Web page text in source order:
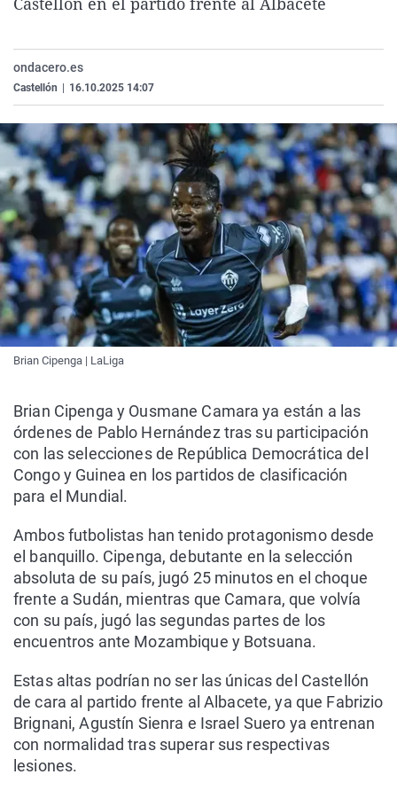
La rosa de los vientos
Gente viajera
Caso
Retornados
Operación Viuda
Extremadura
Galicia
Navarra
País Vasco
Virales
Televisión
ondacero.es
Castellón 16.10.2025 14:07
Brian Cipenga | LaLiga
Brian Cipenga y Ousmane Camara ya están a las
órdenes de Pablo Hernández tras su participación
con las selecciones de República Democrática del
Congo y Guinea en los partidos de clasificación
para el Mundial.
Ambos futbolistas han tenido protagonismo desde
el banquillo. Cipenga, debutante en la selección
absoluta de su país, jugó 25 minutos en el choque
frente a Sudán, mientras que Camara, que volvía
con su país, jugó las segundas partes de los
encuentros ante Mozambique y Botsuana.
Estas altas podrían no ser las únicas del Castellón
de cara al partido frente al Albacete, ya que Fabrizio
Brignani, Agustín Sienra e Israel Suero ya entrenan
con normalidad tras superar sus respectivas
lesiones.